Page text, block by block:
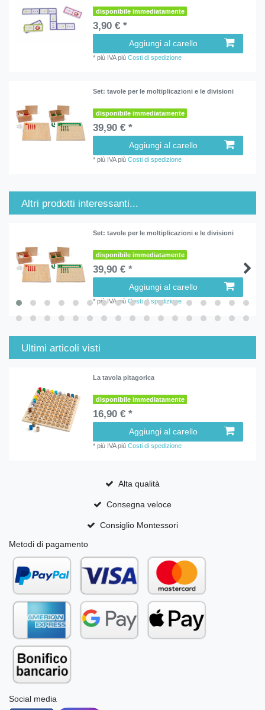
disponibile immediatamente
3,90 € *
Aggiungi al carello
*più IVApiùCosti di spedizione
Set: tavole per le moltiplicazioni e le divisioni
disponibile immediatamente
39,90 € *
Aggiungi al carello
*più IVApiùCosti di spedizione
Altri prodotti interessanti...
Set: tavole per le moltiplicazioni e le divisioni
disponibile immediatamente
39,90 € *
Aggiungi al carello
*più IVApiùCosti di spedizione
Ultimi articoli visti
La tavola pitagorica
disponibile immediatamente
16,90 € *
Aggiungi al carello
*più IVApiùCosti di spedizione
Alta qualità
Consegna veloce
Consiglio Montessori
Metodi di pagamento
Social media